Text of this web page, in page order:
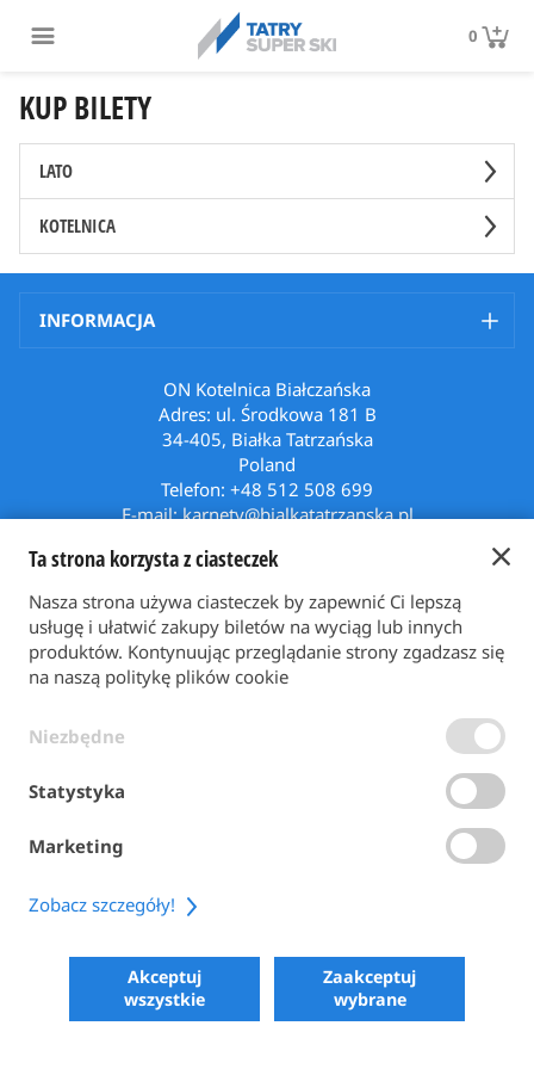
0
KUP BILETY
LATO
KOTELNICA
INFORMACJA
ON Kotelnica Białczańska
Adres: ul. Środkowa 181 B
34-405, Białka Tatrzańska
Poland
Telefon: +48 512 508 699
E-mail: karnety@bialkatatrzanska.pl
Powrót do strony głównej
FORMA PŁATNOŚCI
COPYRIGHT 2026
POWERED BY SKIPERFORMANCE
Ta strona korzysta z ciasteczek
Nasza strona używa ciasteczek by zapewnić Ci lepszą
usługę i ułatwić zakupy biletów na wyciąg lub innych
produktów. Kontynuując przeglądanie strony zgadzasz się
na naszą politykę plików cookie
Niezbędne
Statystyka
Marketing
Zobacz szczegóły!